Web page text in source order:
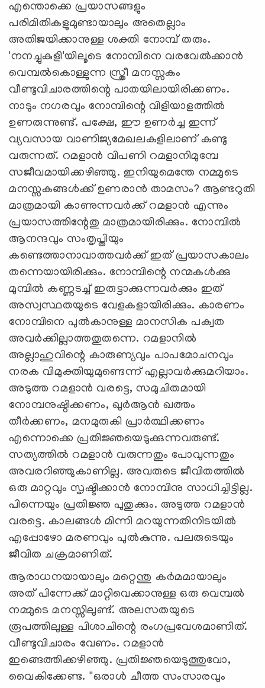
എന്തൊക്കെ പ്രയാസങ്ങളും
പരിമിതികളുമുണ്ടായാലും അതെല്ലാം
അതിജയിക്കാനുള്ള ശക്തി നോമ്പ് തരും.
'നനച്ചുകുളി'യിലൂടെ നോമ്പിനെ വരവേല്‍ക്കാന്‍
വെമ്പല്‍കൊള്ളുന്ന സ്ത്രീ മനസ്സകം
വീണ്ടുവിചാരത്തിന്റെ പാതയിലായിരിക്കണം.
നാടും നഗരവും നോമ്പിന്റെ വിളിയാളത്തില്‍
ഉണരുന്നുണ്ട്. പക്ഷേ, ഈ ഉണര്‍ച്ച ഇന്ന്
വ്യവസായ വാണിജ്യമേഖലകളിലാണ് കണ്ടു
വരുന്നത്. റമളാന്‍ വിപണി റമളാനിമുമ്പേ
സജീവമായിക്കഴിഞ്ഞു. ഇനിയുമെന്തേ നമ്മുടെ
മനസ്സകങ്ങള്‍ക്ക് ഉണരാന്‍ താമസം? ആണ്ടറുതി
മാത്രമായി കാണുന്നവര്‍ക്ക് റമളാന്‍ എന്നും
പ്രയാസത്തിന്റേതു മാത്രമായിരിക്കും. നോമ്പില്‍
ആനന്ദവും സംതൃപ്തിയും
കണ്ടെത്താനാവാത്തവര്‍ക്ക് ഇത് പ്രയാസകാലം
തന്നെയായിരിക്കും. നോമ്പിന്റെ നന്മകള്‍ക്കു
മുമ്പില്‍ കണ്ണടച്ച് ഇരുട്ടാക്കുന്നവര്‍ക്കും ഇത്
അസ്വസ്ഥതയുടെ വേളകളായിരിക്കും. കാരണം
നോമ്പിനെ പുല്‍കാനുള്ള മാനസിക പക്വത
അവര്‍ക്കില്ലാത്തതുതന്നെ. റമളാനില്‍
അല്ലാഹുവിന്റെ കാരുണ്യവും പാപമോചനവും
നരക വിമുക്തിയുമുണ്ടെന്ന് എല്ലാവര്‍ക്കുമറിയാം.
അടുത്ത റമളാന്‍ വരട്ടെ, സമുചിതമായി
നോമ്പനുഷ്ഠിക്കണം, ഖുര്‍ആന്‍ ഖത്തം
തീര്‍ക്കണം, മനമുരുകി പ്രാര്‍ത്ഥിക്കണം
എന്നൊക്കെ പ്രതിജ്ഞയെടുക്കുന്നവരുണ്ട്.
സത്യത്തില്‍ റമളാന്‍ വരുന്നതും പോവുന്നതും
അവരറിഞ്ഞുകാണില്ല. അവരുടെ ജീവിതത്തില്‍
ഒരു മാറ്റവും സൃഷ്ടിക്കാന്‍ നോമ്പിനു സാധിച്ചിട്ടില്ല.
പിന്നെയും പ്രതിജ്ഞ പുതുക്കും. അടുത്ത റമളാന്‍
വരട്ടെ. കാലങ്ങള്‍ മിന്നി മറയുന്നതിനിടയില്‍
എപ്പോഴോ മരണവും പുല്‍കുന്നു. പലരുടെയും
ജീവിത ചക്രമാണിത്.
ആരാധനയായാലും മറ്റെന്തു കര്‍മമായാലും
അത് പിന്നേക്ക് മാറ്റിവെക്കാനുള്ള ഒരു വെമ്പല്‍
നമ്മുടെ മനസ്സിലുണ്ട്. അലസതയുടെ
രൂപത്തിലുള്ള പിശാചിന്റെ രംഗപ്രവേശമാണിത്.
വീണ്ടുവിചാരം വേണം. റമളാന്‍
ഇങ്ങെത്തിക്കഴിഞ്ഞു. പ്രതിജ്ഞയെടുത്തുവോ,
വൈകിക്കേണ്ട. ''ഒരാള്‍ ചീത്ത സംസാരവും